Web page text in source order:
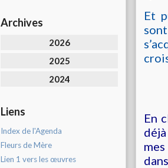
Archives
2026
2025
2024
Liens
Index de l'Agenda
Fleurs de Mère
Lien 1 vers les œuvres
Et
En